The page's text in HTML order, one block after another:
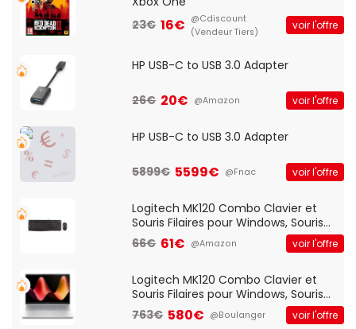
23€ 16€ @Cdiscount
(Vendeur Tiers)
voir l'offre
HP USB-C to USB 3.0 Adapter
26€ 20€ @Amazon voir l'offre
HP USB-C to USB 3.0 Adapter
5899€ 5599€ @Fnac voir l'offre
Logitech MK120 Combo Clavier et
Souris Filaires pour Windows, Souris
Optique Filaire, Connexion USB Plug
And Play, Confortable, Taille
QWERTY UK - Noir
66€ 61€ @Amazon voir l'offre
Logitech MK120 Combo Clavier et
Souris Filaires pour Windows, Souris
Optique Filaire, Connexion USB Plug
And Play, Confortable, Taille
763€ 580€ @Boulanger voir l'offre